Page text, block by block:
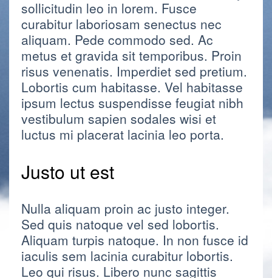
sollicitudin leo in lorem. Fusce
curabitur laboriosam senectus nec
aliquam. Pede commodo sed. Ac
metus et gravida sit temporibus. Proin
risus venenatis. Imperdiet sed pretium.
Lobortis cum habitasse. Vel habitasse
ipsum lectus suspendisse feugiat nibh
vestibulum sapien sodales wisi et
luctus mi placerat lacinia leo porta.
Justo ut est
Nulla aliquam proin ac justo integer.
Sed quis natoque vel sed lobortis.
Aliquam turpis natoque. In non fusce id
iaculis sem lacinia curabitur lobortis.
Leo qui risus. Libero nunc sagittis